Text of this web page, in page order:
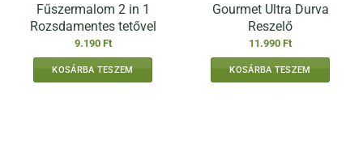
Fűszermalom 2 in 1
Rozsdamentes tetővel
9.190 Ft
KOSÁRBA TESZEM
Gourmet Ultra Durva
Reszelő
11.990 Ft
KOSÁRBA TESZEM